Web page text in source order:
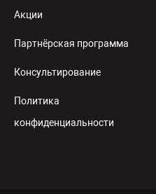
Акции
Партнёрская программа
Консультирование
Политика
конфиденциальности